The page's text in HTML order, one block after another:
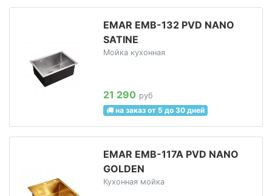
EMAR EMB-132 PVD NANO
SATINE
Мойка кухонная
21 290 руб
на заказ от 5 до 30 дней
EMAR EMB-117A PVD NANO
GOLDEN
Кухонная мойка